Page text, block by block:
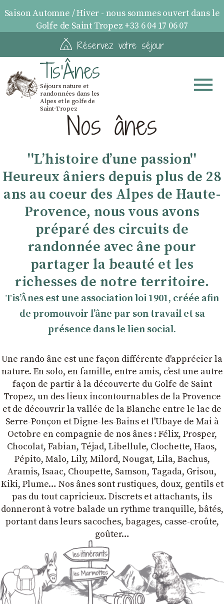
Saison Automne / Hiver - nous sommes ouvert dans le
Golfe de Saint Tropez +33 6 04 17 06 07
Réservez votre séjour
Tis'Ânes
Séjours nature et
randonnées dans les
Alpes et le golfe de
Saint-TropezNos ânes
''Lʼhistoire dʼune passion''
Heureux âniers depuis plus de 28
ans au coeur des Alpes de Haute-
Provence, nous vous avons
préparé des circuits de
randonnée avec âne pour
partager la beauté et les
richesses de notre territoire.
TisʼÂnes est une association loi 1901, créée afin
de promouvoir lʼâne par son travail et sa
présence dans le lien social.
Une rando âne est une façon différente d'apprécier la
nature. En solo, en famille, entre amis, cʼest une autre
façon de partir à la découverte du Golfe de Saint
Tropez, un des lieux incontournables de la Provence
et de découvrir la vallée de la Blanche entre le lac de
Serre-Ponçon et Digne-les-Bains et l'Ubaye de Mai à
Octobre en compagnie de nos ânes : Félix, Prosper,
Chocolat, Fabian, Téjad, Libellule, Clochette, Haos,
Pépito, Malo, Lily, Milord, Nougat, Lila, Bachus,
Aramis, Isaac, Choupette, Samson, Tagada, Grisou,
Kiki, Plume… Nos ânes sont rustiques, doux, gentils et
pas du tout capricieux. Discrets et attachants, ils
donneront à votre balade un rythme tranquille, bâtés,
portant dans leurs sacoches, bagages, casse-croûte,
goûter…